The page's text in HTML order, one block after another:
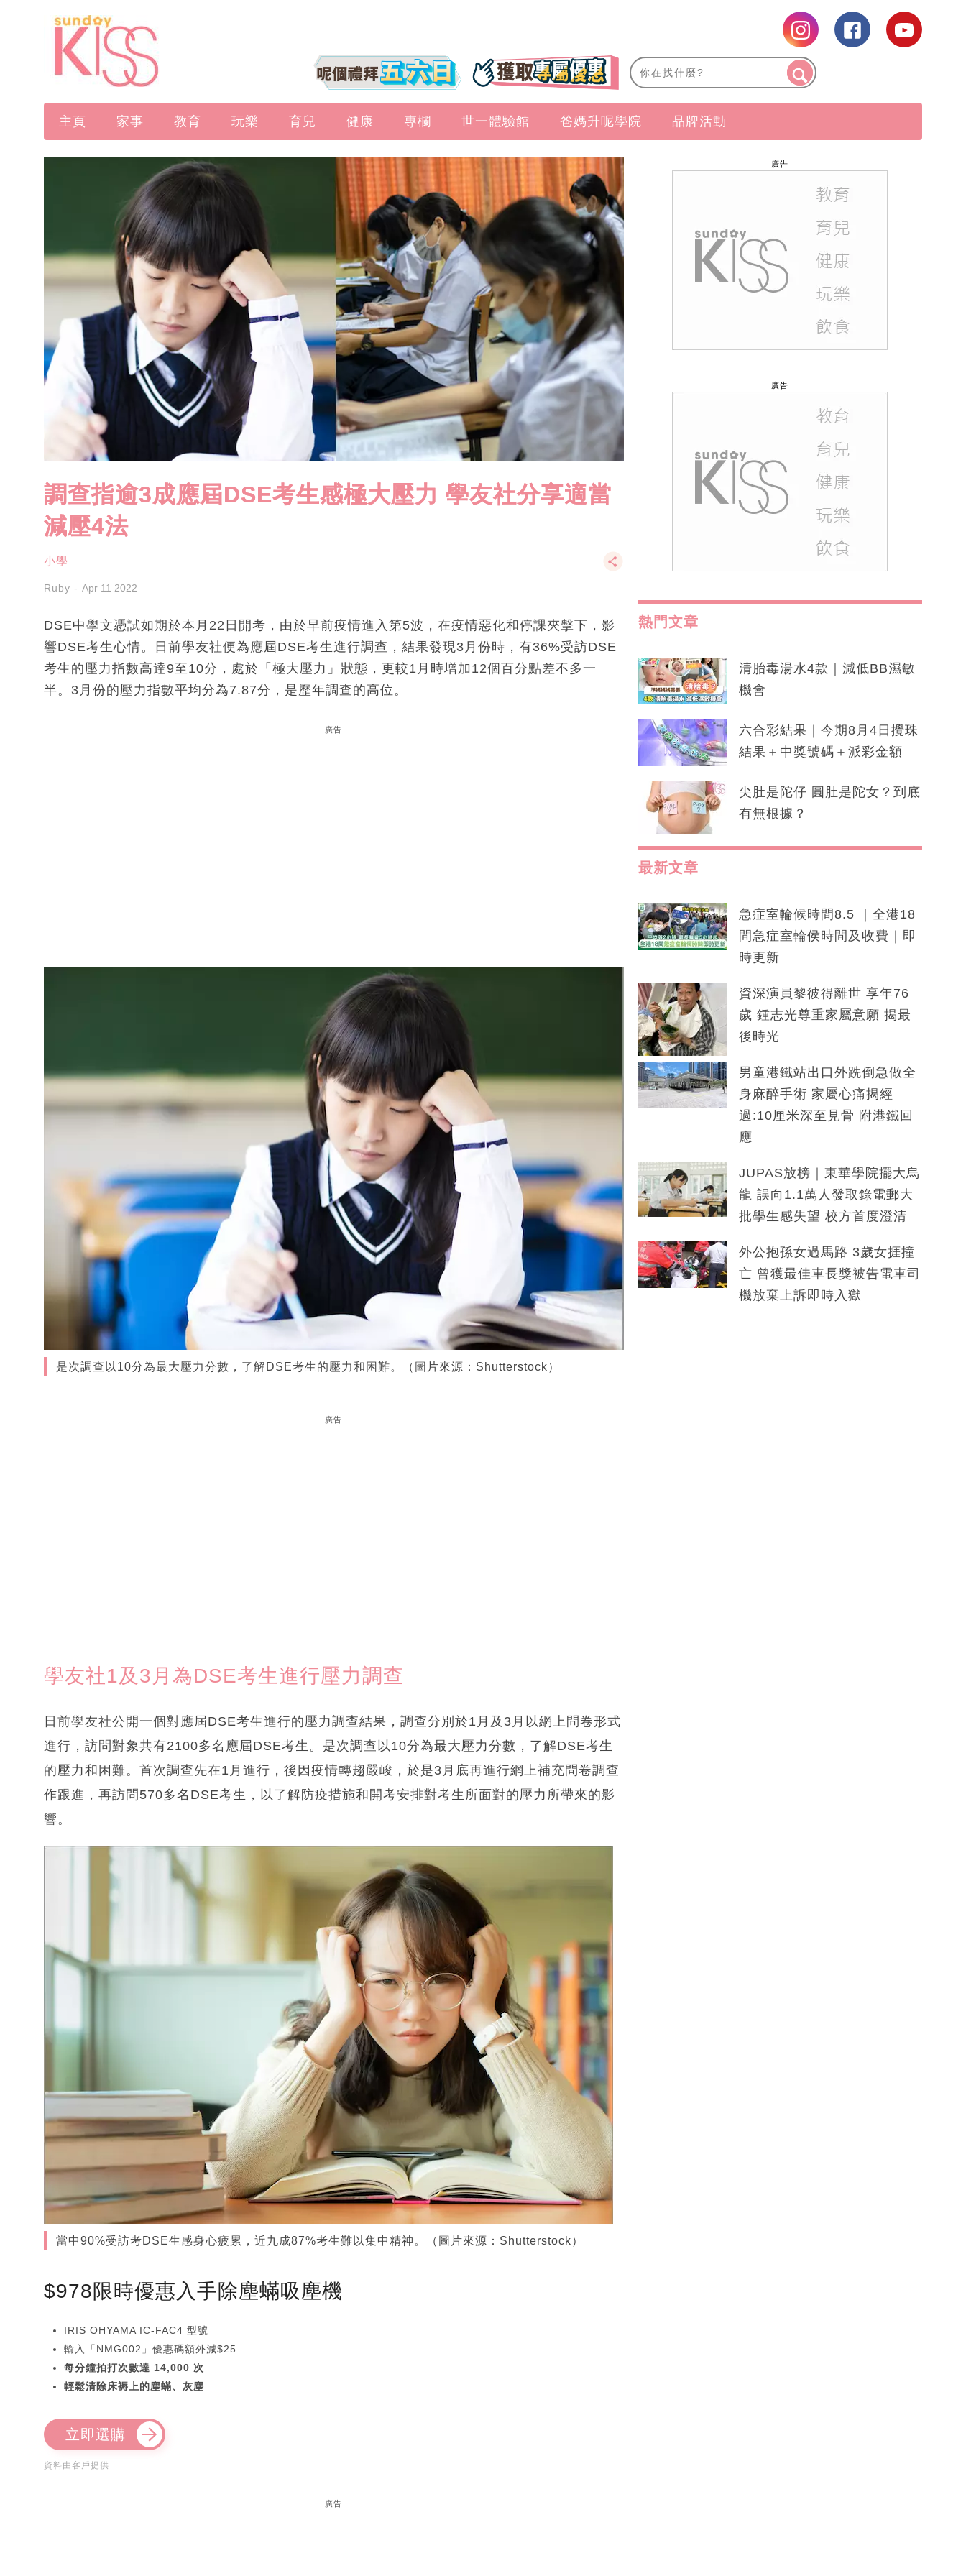
主頁 家事 教育 玩樂 育兒 健康 專欄 世一體驗館 爸媽升呢學院 品牌活動
調查指逾3成應屆DSE考生感極大壓力 學友社分享適當
減壓4法
小學
Ruby Apr 11 2022
DSE中學文憑試如期於本月22日開考，由於早前疫情進入第5波，在疫情惡化和停課夾擊下，影
響DSE考生心情。日前學友社便為應屆DSE考生進行調查，結果發現3月份時，有36%受訪DSE
考生的壓力指數高達9至10分，處於「極大壓力」狀態，更較1月時增加12個百分點差不多一
半。3月份的壓力指數平均分為7.87分，是歷年調查的高位。
廣告
是次調查以10分為最大壓力分數，了解DSE考生的壓力和困難。（圖片來源：Shutterstock）
廣告
學友社1及3月為DSE考生進行壓力調查
日前學友社公開一個對應屆DSE考生進行的壓力調查結果，調查分別於1月及3月以網上問卷形式
進行，訪問對象共有2100多名應屆DSE考生。是次調查以10分為最大壓力分數，了解DSE考生
的壓力和困難。首次調查先在1月進行，後因疫情轉趨嚴峻，於是3月底再進行網上補充問卷調查
作跟進，再訪問570多名DSE考生，以了解防疫措施和開考安排對考生所面對的壓力所帶來的影
響。
當中90%受訪考DSE生感身心疲累，近九成87%考生難以集中精神。（圖片來源：Shutterstock）
$978限時優惠入手除塵蟎吸塵機
IRIS OHYAMA IC-FAC4 型號
輸入「NMG002」優惠碼額外減$25
每分鐘拍打次數達 14,000 次
輕鬆清除床褥上的塵蟎、灰塵
立即選購
資料由客戶提供
廣告
廣告
廣告
熱門文章
清胎毒湯水4款｜減低BB濕敏
機會
六合彩結果｜今期8月4日攪珠
結果＋中獎號碼＋派彩金額
尖肚是陀仔 圓肚是陀女？到底
有無根據？
最新文章
急症室輪候時間8.5 ｜全港18
間急症室輪侯時間及收費｜即
時更新
資深演員黎彼得離世 享年76
歲 鍾志光尊重家屬意願 揭最
後時光
男童港鐵站出口外跣倒急做全
身麻醉手術 家屬心痛揭經
過:10厘米深至見骨 附港鐵回
應
JUPAS放榜｜東華學院擺大烏
龍 誤向1.1萬人發取錄電郵大
批學生感失望 校方首度澄清
外公抱孫女過馬路 3歲女捱撞
亡 曾獲最佳車長獎被告電車司
機放棄上訴即時入獄